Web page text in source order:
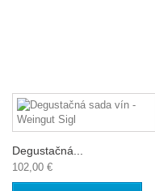
Degustačná...
102,00 €